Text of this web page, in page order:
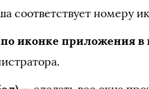
соответствует номеру
иконке приложения в